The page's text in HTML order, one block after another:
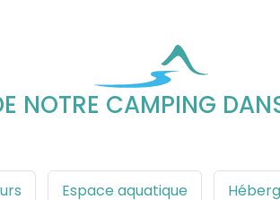
NOTRE CAMPING
Espace aquatique